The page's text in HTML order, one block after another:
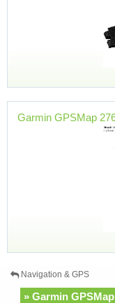
Garmin GPSMap
Navigation & GPS
» Garmin